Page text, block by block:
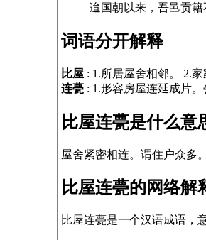
迨国朝以来，吾邑贡
词语分开解释
比屋 : 1.所居屋舍相邻。 2.
连甍 : 1.形容房屋连延成片。
比屋连甍是什么意
屋舍紧密相连。谓住户众多。
比屋连甍的网络解
比屋连甍是一个汉语成语，